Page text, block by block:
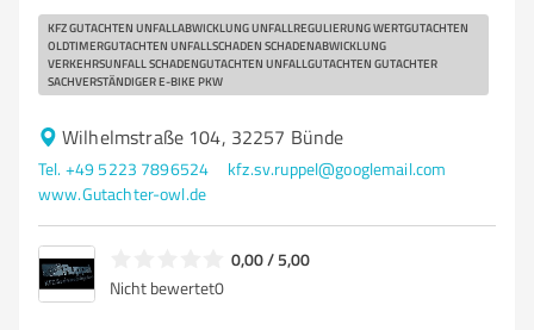
KFZ GUTACHTEN UNFALLABWICKLUNG UNFALLREGULIERUNG WERTGUTACHTEN
OLDTIMERGUTACHTEN UNFALLSCHADEN SCHADENABWICKLUNG
VERKEHRSUNFALL SCHADENGUTACHTEN UNFALLGUTACHTEN GUTACHTER
SACHVERSTÄNDIGER E-BIKE PKW
Wilhelmstraße 104, 32257 Bünde
Tel. +49 5223 7896524
kfz.sv.ruppel@googlemail.com
www.Gutachter-owl.de
0,00 / 5,00
Nicht bewertet0